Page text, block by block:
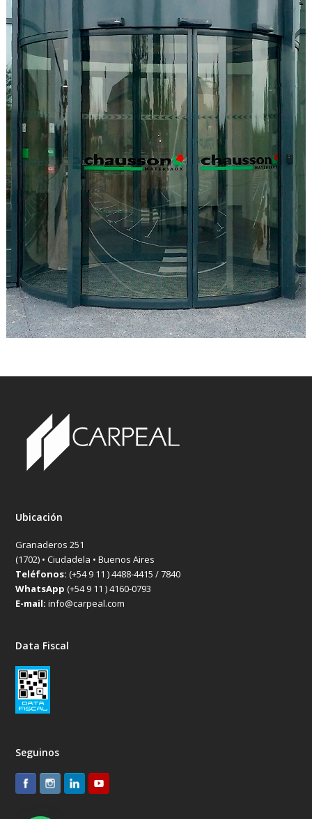
Ubicación
Granaderos 251
(1702) • Ciudadela • Buenos Aires
Teléfonos:(+54 9 11 ) 4488-4415 / 7840
WhatsApp(+54 9 11 ) 4160-0793
E-mail: info@carpeal.com
Data Fiscal
Seguinos